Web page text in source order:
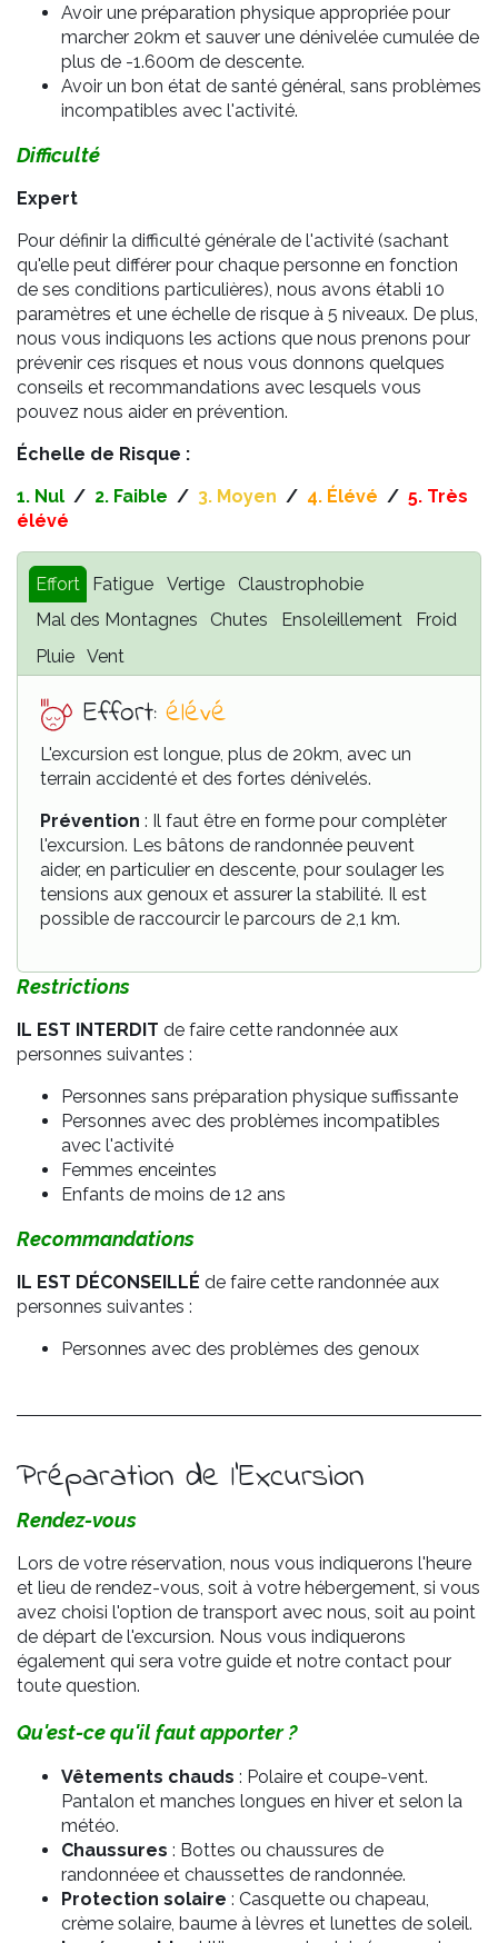
Avoir une préparation physique appropriée pour
marcher 20km et sauver une dénivelée cumulée de
plus de -1.600m de descente.
Avoir un bon état de santé général, sans problèmes
incompatibles avec l'activité.
Difficulté
Expert
Pour définir la difficulté générale de l'activité (sachant
qu'elle peut différer pour chaque personne en fonction
de ses conditions particulières), nous avons établi 10
paramètres et une échelle de risque à 5 niveaux. De plus,
nous vous indiquons les actions que nous prenons pour
prévenir ces risques et nous vous donnons quelques
conseils et recommandations avec lesquels vous
pouvez nous aider en prévention.
Échelle de Risque :
1. Nul / 2. Faible / 3. Moyen / 4. Élévé / 5. Très
élévé
Effort Fatigue Vertige
Claustrophobie
Mal des Montagnes
Chutes Ensoleillement
Froid
Pluie
Vent
Effort: élévé
L'excursion est longue, plus de 20km, avec un
terrain accidenté et des fortes dénivelés.
Prévention : Il faut être en forme pour complèter
l'excursion. Les bâtons de randonnée peuvent
aider, en particulier en descente, pour soulager les
tensions aux genoux et assurer la stabilité. Il est
possible de raccourcir le parcours de 2,1 km.
Restrictions
IL EST INTERDIT de faire cette randonnée aux
personnes suivantes :
Personnes sans préparation physique suffissante
Personnes avec des problèmes incompatibles
avec l'activité
Femmes enceintes
Enfants de moins de 12 ans
Recommandations
IL EST DÉCONSEILLÉ de faire cette randonnée aux
personnes suivantes :
Personnes avec des problèmes des genoux
Préparation de l'Excursion
Rendez-vous
Lors de votre réservation, nous vous indiquerons l'heure
et lieu de rendez-vous, soit à votre hébergement, si vous
avez choisi l'option de transport avec nous, soit au point
de départ de l'excursion. Nous vous indiquerons
également qui sera votre guide et notre contact pour
toute question.
Qu'est-ce qu'il faut apporter ?
Vêtements chauds : Polaire et coupe-vent.
Pantalon et manches longues en hiver et selon la
météo.
Chaussures : Bottes ou chaussures de
randonnéee et chaussettes de randonnée.
Protection solaire : Casquette ou chapeau,
crème solaire, baume à lèvres et lunettes de soleil.